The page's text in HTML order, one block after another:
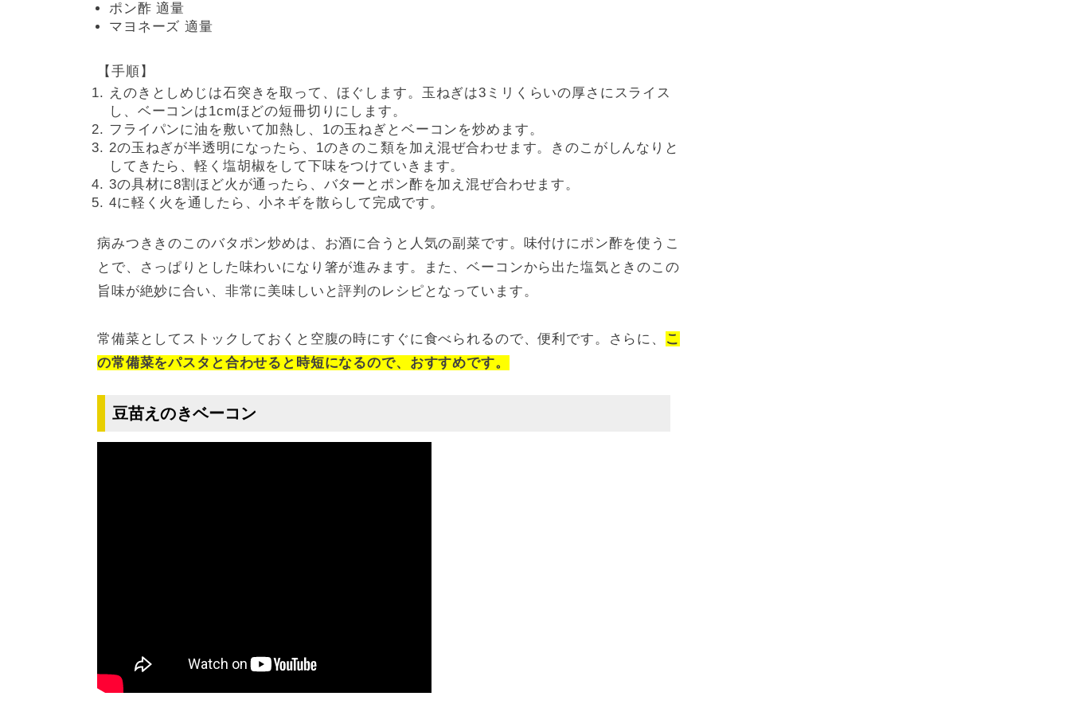
ポン酢 適量
マヨネーズ 適量
【手順】
えのきとしめじは石突きを取って、ほぐします。玉ねぎは3ミリくらいの厚さにスライス
し、ベーコンは1cmほどの短冊切りにします。
フライパンに油を敷いて加熱し、1の玉ねぎとベーコンを炒めます。
2の玉ねぎが半透明になったら、1のきのこ類を加え混ぜ合わせます。きのこがしんなりと
してきたら、軽く塩胡椒をして下味をつけていきます。
3の具材に8割ほど火が通ったら、バターとポン酢を加え混ぜ合わせます。
4に軽く火を通したら、小ネギを散らして完成です。
病みつききのこのバタポン炒めは、お酒に合うと人気の副菜です。味付けにポン酢を使うこ
とで、さっぱりとした味わいになり箸が進みます。また、ベーコンから出た塩気ときのこの
旨味が絶妙に合い、非常に美味しいと評判のレシピとなっています。
常備菜としてストックしておくと空腹の時にすぐに食べられるので、便利です。さらに、
こ
の常備菜をパスタと合わせると時短になるので、おすすめです。
豆苗えのきベーコン